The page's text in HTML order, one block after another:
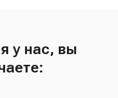
у нас, вы